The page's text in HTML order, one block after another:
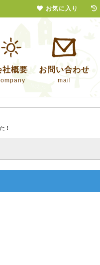
社概要 お問い合わせ
mail
！
お気に入り